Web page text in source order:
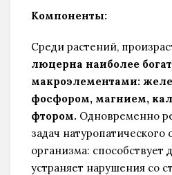
Компоненты:
Среди растений,
люцерна наиболее
макроэлементами:
фосфором, магнием,
фтором. Одновременно
задач натуропатического
организма: способствует
устраняет нарушения со